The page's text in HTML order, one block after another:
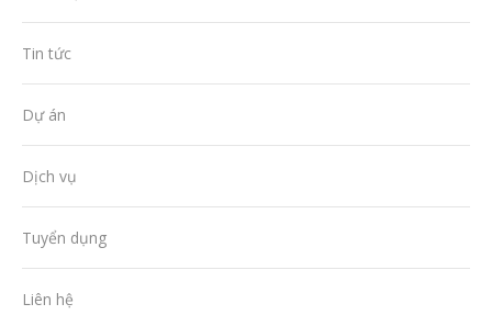
Tin tức
Dự án
Dịch vụ
Tuyển dụng
Liên hệ